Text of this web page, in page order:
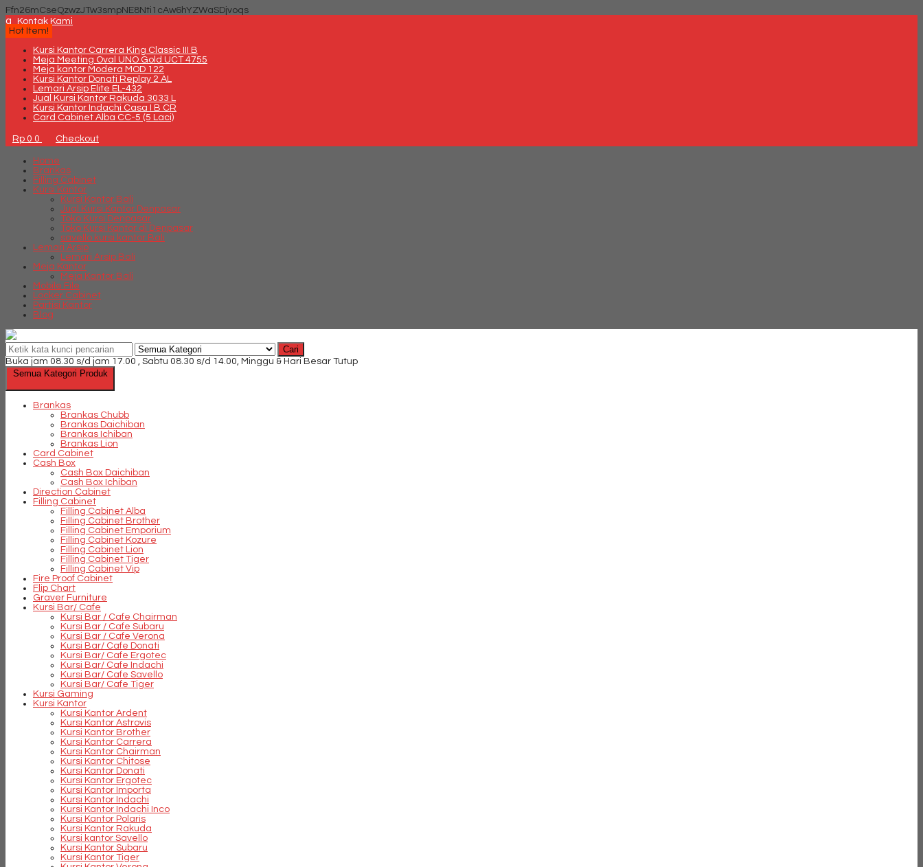
Ffn26mCseQzwzJTw3smpNE8Nti1cAw6hYZWaSDjvoqs
q
Kontak Kami
Hot Item!
Kursi Kantor Carrera King Classic III B
Meja Meeting Oval UNO Gold UCT 4755
Meja kantor Modera MOD 122
Kursi Kantor Donati Replay 2 AL
Lemari Arsip Elite EL-432
Jual Kursi Kantor Rakuda 3033 L
Kursi Kantor Indachi Casa I B CR
Card Cabinet Alba CC-5 (5 Laci)
Rp 0 0 Checkout
Home
Brankas
Filling Cabinet
Kursi Kantor
Kursi Kantor Bali
Jual Kursi Kantor Denpasar
Toko Kursi Denpasar
Toko Kursi Kantor di Denpasar
savello kursi kantor Bali
Lemari Arsip
Lemari Arsip Bali
Meja Kantor
Meja Kantor Bali
Mobile File
Locker Cabinet
Partisi Kantor
Blog
Cari
Buka jam 08.30 s/d jam 17.00 , Sabtu 08.30 s/d 14.00, Minggu & Hari Besar Tutup
Semua Kategori Produk
Brankas
Brankas Chubb
Brankas Daichiban
Brankas Ichiban
Brankas Lion
Card Cabinet
Cash Box
Cash Box Daichiban
Cash Box Ichiban
Direction Cabinet
Filling Cabinet
Filling Cabinet Alba
Filling Cabinet Brother
Filling Cabinet Emporium
Filling Cabinet Kozure
Filling Cabinet Lion
Filling Cabinet Tiger
Filling Cabinet Vip
Fire Proof Cabinet
Flip Chart
Graver Furniture
Kursi Bar/ Cafe
Kursi Bar / Cafe Chairman
Kursi Bar / Cafe Subaru
Kursi Bar / Cafe Verona
Kursi Bar/ Cafe Donati
Kursi Bar/ Cafe Ergotec
Kursi Bar/ Cafe Indachi
Kursi Bar/ Cafe Savello
Kursi Bar/ Cafe Tiger
Kursi Gaming
Kursi Kantor
Kursi Kantor Ardent
Kursi Kantor Astrovis
Kursi Kantor Brother
Kursi Kantor Carrera
Kursi Kantor Chairman
Kursi Kantor Chitose
Kursi Kantor Donati
Kursi Kantor Ergotec
Kursi Kantor Importa
Kursi Kantor Indachi
Kursi Kantor Indachi Inco
Kursi Kantor Polaris
Kursi Kantor Rakuda
Kursi kantor Savello
Kursi Kantor Subaru
Kursi Kantor Tiger